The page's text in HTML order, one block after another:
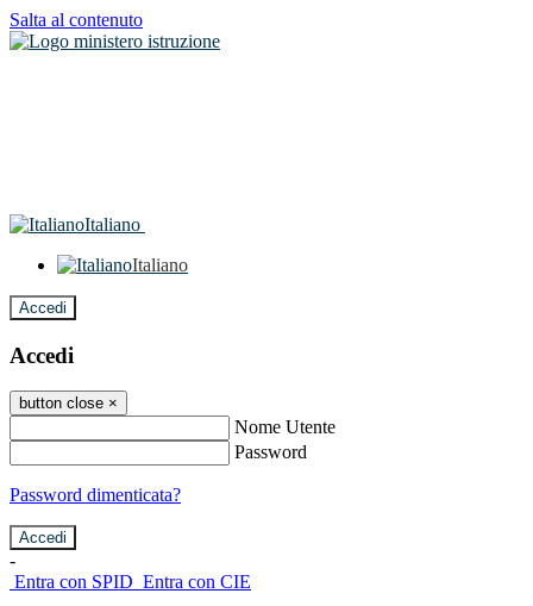
Salta al contenuto
Italiano
Italiano
Accedi
Accedi
button close ×
Nome Utente
Password
Password dimenticata?
-
Entra con SPID Entra con CIE